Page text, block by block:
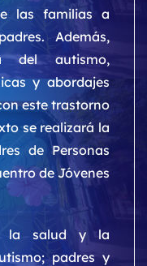
las familias a
Además,
del autismo,
y abordajes
este trastorno
se realizará la
de Personas
de Jóvenes
la salud y la
padres y